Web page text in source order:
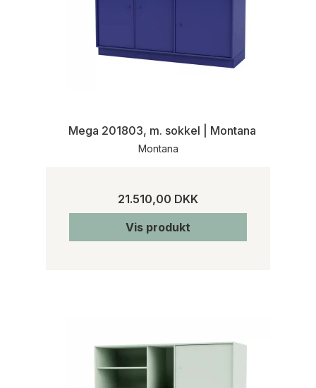
Mega 201803, m. sokkel | Montana
Montana
21.510,00 DKK
Vis produkt